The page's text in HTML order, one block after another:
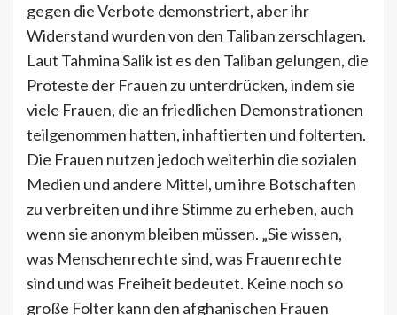
gegen die Verbote demonstriert, aber ihr
Widerstand wurden von den Taliban zerschlagen.
Laut Tahmina Salik ist es den Taliban gelungen, die
Proteste der Frauen zu unterdrücken, indem sie
viele Frauen, die an friedlichen Demonstrationen
teilgenommen hatten, inhaftierten und folterten.
Die Frauen nutzen jedoch weiterhin die sozialen
Medien und andere Mittel, um ihre Botschaften
zu verbreiten und ihre Stimme zu erheben, auch
wenn sie anonym bleiben müssen. „Sie wissen,
was Menschenrechte sind, was Frauenrechte
sind und was Freiheit bedeutet. Keine noch so
große Folter kann den afghanischen Frauen